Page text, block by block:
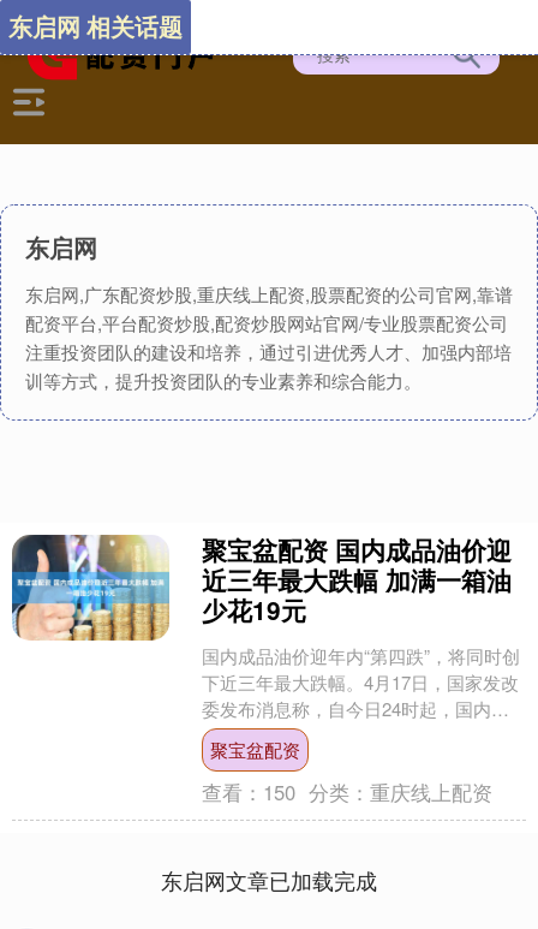
东启网
东启网,广东配资炒股,重庆线上配资,股票配资的公司官网,靠谱
配资平台,平台配资炒股,配资炒股网站官网/专业股票配资公司
注重投资团队的建设和培养，通过引进优秀人才、加强内部培
训等方式，提升投资团队的专业素养和综合能力。
东启网 相关话题
聚宝盆配资 国内成品油价迎
近三年最大跌幅 加满一箱油
少花19元
国内成品油价迎年内“第四跌”，将同时创
下近三年最大跌幅。4月17日，国家发改
委发布消息称，自今日24时起，国内汽
油价格和柴油价格分别下调480元/吨和
465元/....
聚宝盆配资
查看： 150 分类：重庆线上配资
东启网文章已加载完成